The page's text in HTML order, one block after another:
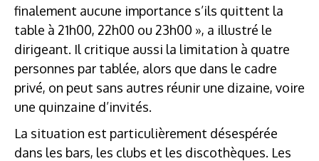
finalement aucune importance s’ils quittent la
table à 21h00, 22h00 ou 23h00 », a illustré le
dirigeant. Il critique aussi la limitation à quatre
personnes par tablée, alors que dans le cadre
privé, on peut sans autres réunir une dizaine, voire
une quinzaine d’invités.
La situation est particulièrement désespérée
dans les bars, les clubs et les discothèques. Les